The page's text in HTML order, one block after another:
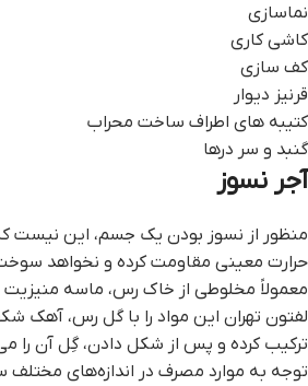
نماسازی
کاشی کاری
کف سازی
قرنیز دیوار
کتیبه های اطراف ساخت محراب
گنبد و سر درها
آجر نسوز
منظور از نسوز بودن یک جسم، این نیست
حرارت معینی مقاومت کرده و نخواهد
معمولاً مخلوطی از خاک رس، ماسه
لفتون تهران این مواد را با گل رس، آهک
ترکیب کرده و پس از شکل دادن، گِل آن را
توجه به موارد مصرف در اندازه‌های